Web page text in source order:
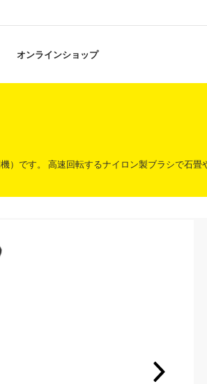
オンラインショップ
）です。 高速回転するナイロン製ブラシで石畳